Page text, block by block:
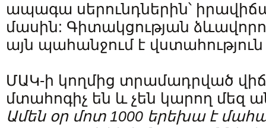
ապագա սերունդներին՝
մասին: Գիտակցության
այն պահանջում է վստահություն
ՄԱԿ-ի կողմից տրամադրված
մտահոգիչ են և չեն կարող մեզ
Ամեն օր մոտ 1000 երեխա է